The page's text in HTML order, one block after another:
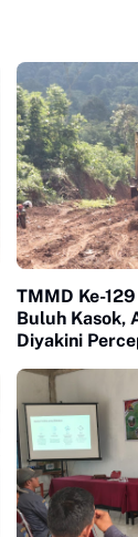
TMMD Ke-
Buluh Kasok,
Diyakini